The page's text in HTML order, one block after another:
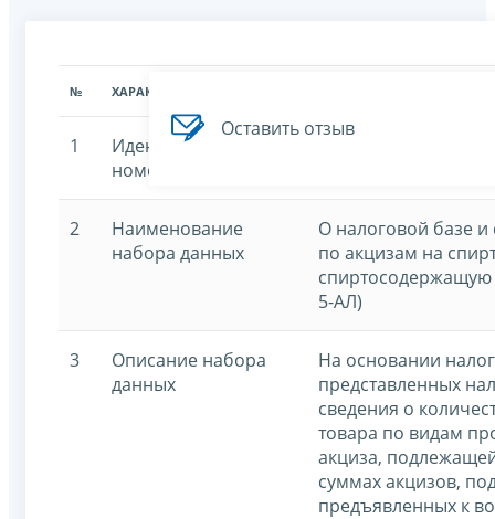
№ ХАРАКТЕРИСТИКА
1
Идентификационный
номер
2
Наименование
набора данных
О налоговой базе и
по акцизам на
5-АЛ)
3
Описание набора
данных
На основании
представленных
сведения о
товара по видам
акциза,
суммах акцизов,
предъявленных к
Оставить отзыв